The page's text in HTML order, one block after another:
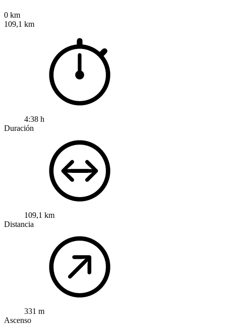
0 km
109,1 km
4:38 h
Duración
109,1 km
Distancia
331 m
Ascenso